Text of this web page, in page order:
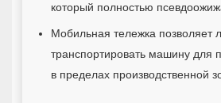
который полностью
Мобильная тележка позволяет
транспортировать машину для
в пределах производственной